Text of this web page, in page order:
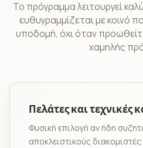
Το πρόγραμμα λειτουργεί
ευθυγραμμίζεται με κοινό
υποδομή, όχι όταν
χαμηλής
Πελάτες και τεχνικές
Φυσική επιλογή αν ήδη
αποκλειστικούς διακομιστές